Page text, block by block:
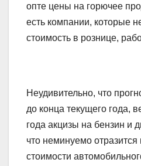
опте цены на горючее
есть компании, которые
стоимость в рознице,
Неудивительно, что
до конца текущего года,
года акцизы на бензин и
что неминуемо отразится
стоимости